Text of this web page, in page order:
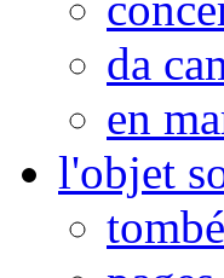
da
en
l'objet